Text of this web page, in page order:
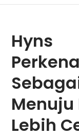
Hyns
Menuju
Lebih